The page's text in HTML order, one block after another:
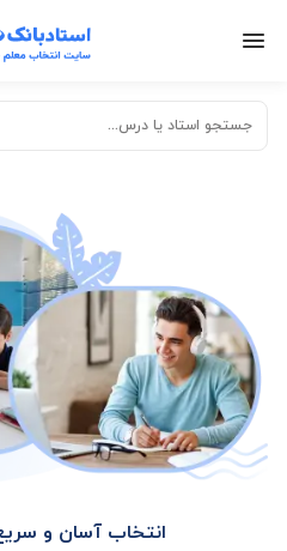
جستجو استاد یا درس...
انتخاب آسان و
تدریس خصوصی آنلاین